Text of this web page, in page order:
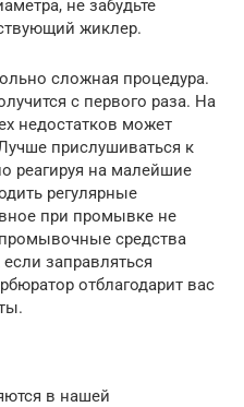
не забудьте
жиклер.
сложная процедура.
с первого раза. На
недостатков может
прислушиваться к
реагируя на малейшие
регулярные
при промывке не
средства
заправляться
отблагодарит вас
в нашей